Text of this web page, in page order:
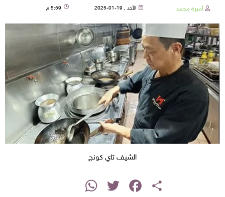
أميرة محمد الأحد , 19-01-2025 5:59 م
الشيف تاي كونج
Share
Facebook
Twitter
WhatsApp